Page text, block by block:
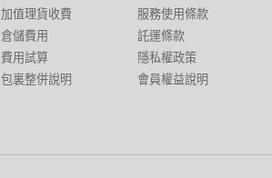
加值理貨收費
倉儲費用
費用試算
包裏整併說明
服務使用條款
託運條款
隱私權政策
會員權益說明